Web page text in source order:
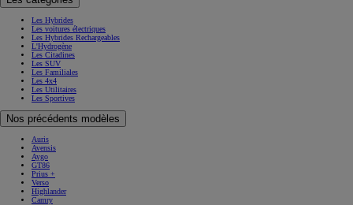
Les Hybrides
Les voitures électriques
Les Hybrides Rechargeables
L'Hydrogène
Les Citadines
Les SUV
Les Familiales
Les 4x4
Les Utilitaires
Les Sportives
Nos précédents modèles
Auris
Avensis
Aygo
GT86
Prius +
Verso
Highlander
Camry